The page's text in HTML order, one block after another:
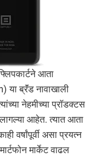
आता
या ब्रॅंड नावाखाली
नेहमीच्या प्रॉडक्टस
आहेत. त्यात आता
वर्षांपूर्वी असा प्रयत्न
मार्केट वाढल